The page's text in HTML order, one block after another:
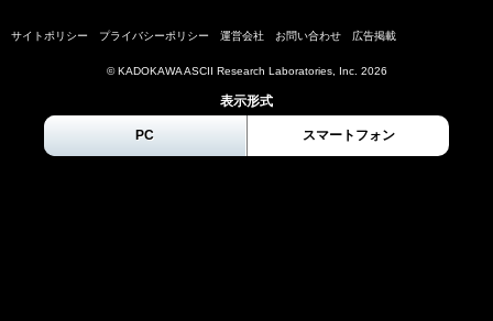
サイトポリシー プライバシーポリシー 運営会社 お問い合わせ 広告掲載
© KADOKAWA ASCII Research Laboratories, Inc. 2026
表示形式
PC スマートフォン